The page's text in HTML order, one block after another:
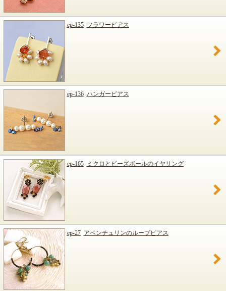
ep-135 フラワーピアス
ep-136 ハンガーピアス
ep-165 ミクロとビーズボールのイヤリング
ep-27 アベンチュリンのループピアス